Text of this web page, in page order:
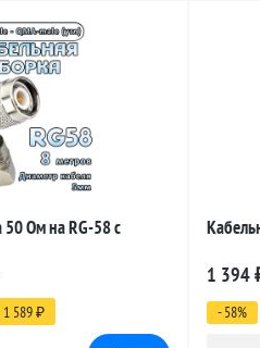
Ом на RG-58 с
589 ₽
12
1 394
- 58%